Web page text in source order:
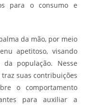
para o consumo e
da mão, por meio
apetitoso, visando
população. Nesse
suas contribuições
o comportamento
para auxiliar a